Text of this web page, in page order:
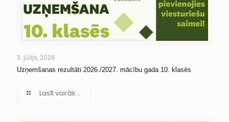
3. jūlijs, 2026
Uzņemšanas rezultāti 2026./2027. mācību gada 10. klasēs
Lasīt vairāk...